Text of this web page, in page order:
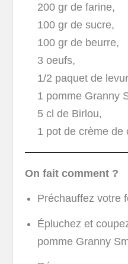
200 gr de farine,
100 gr de sucre,
100 gr de beurre,
3 oeufs,
1/2 paquet de
1 pomme Granny
5 cl de Birlou,
1 pot de crème de
On fait comment ?
Préchauffez votre
Épluchez et
pomme Granny